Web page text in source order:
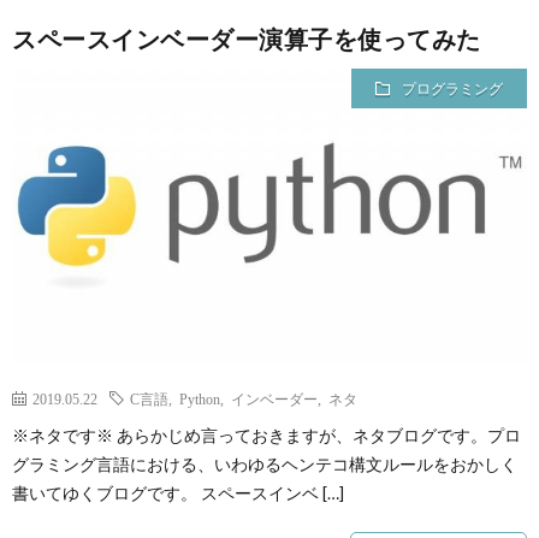
スペースインベーダー演算子を使ってみた
プログラミング
2019.05.22 C言語 Python インベーダー ネタ
※ネタです※ あらかじめ言っておきますが、ネタブログです。プロ
グラミング言語における、いわゆるヘンテコ構文ルールをおかしく
書いてゆくブログです。 スペースインベ […]